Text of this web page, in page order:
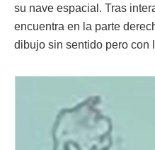
su nave espacial. Tras
encuentra en la parte
dibujo sin sentido pero con